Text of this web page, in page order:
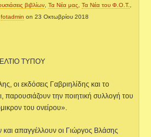
βιβλίων ,Τα Νέα μας ,Τα Νέα του Φ.Ο.Τ.
fotadmin on 23 Οκτωβρίου 2018
ΤΥΠΟΥ
οι εκδόσεις Γαβριηλίδης και το
παρουσιάζουν την ποιητική συλλογή του
του ονείρου».
απαγγέλλουν οι Γιώργος Βλάσης